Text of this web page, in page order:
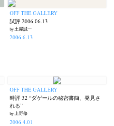
OFF THE GALLERY
試評 2006.06.13
by 土屋誠一
2006.6.13
OFF THE GALLERY
時評 32 “ダゲールの秘密書簡、発見さ
れる”
by 上野修
2006.4.01